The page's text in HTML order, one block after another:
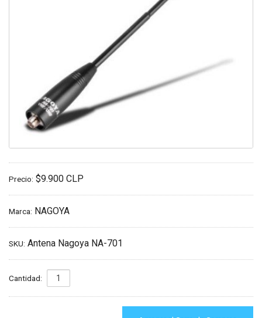
Precio: $9.900 CLP
Marca: NAGOYA
SKU: Antena Nagoya NA-701
Cantidad: